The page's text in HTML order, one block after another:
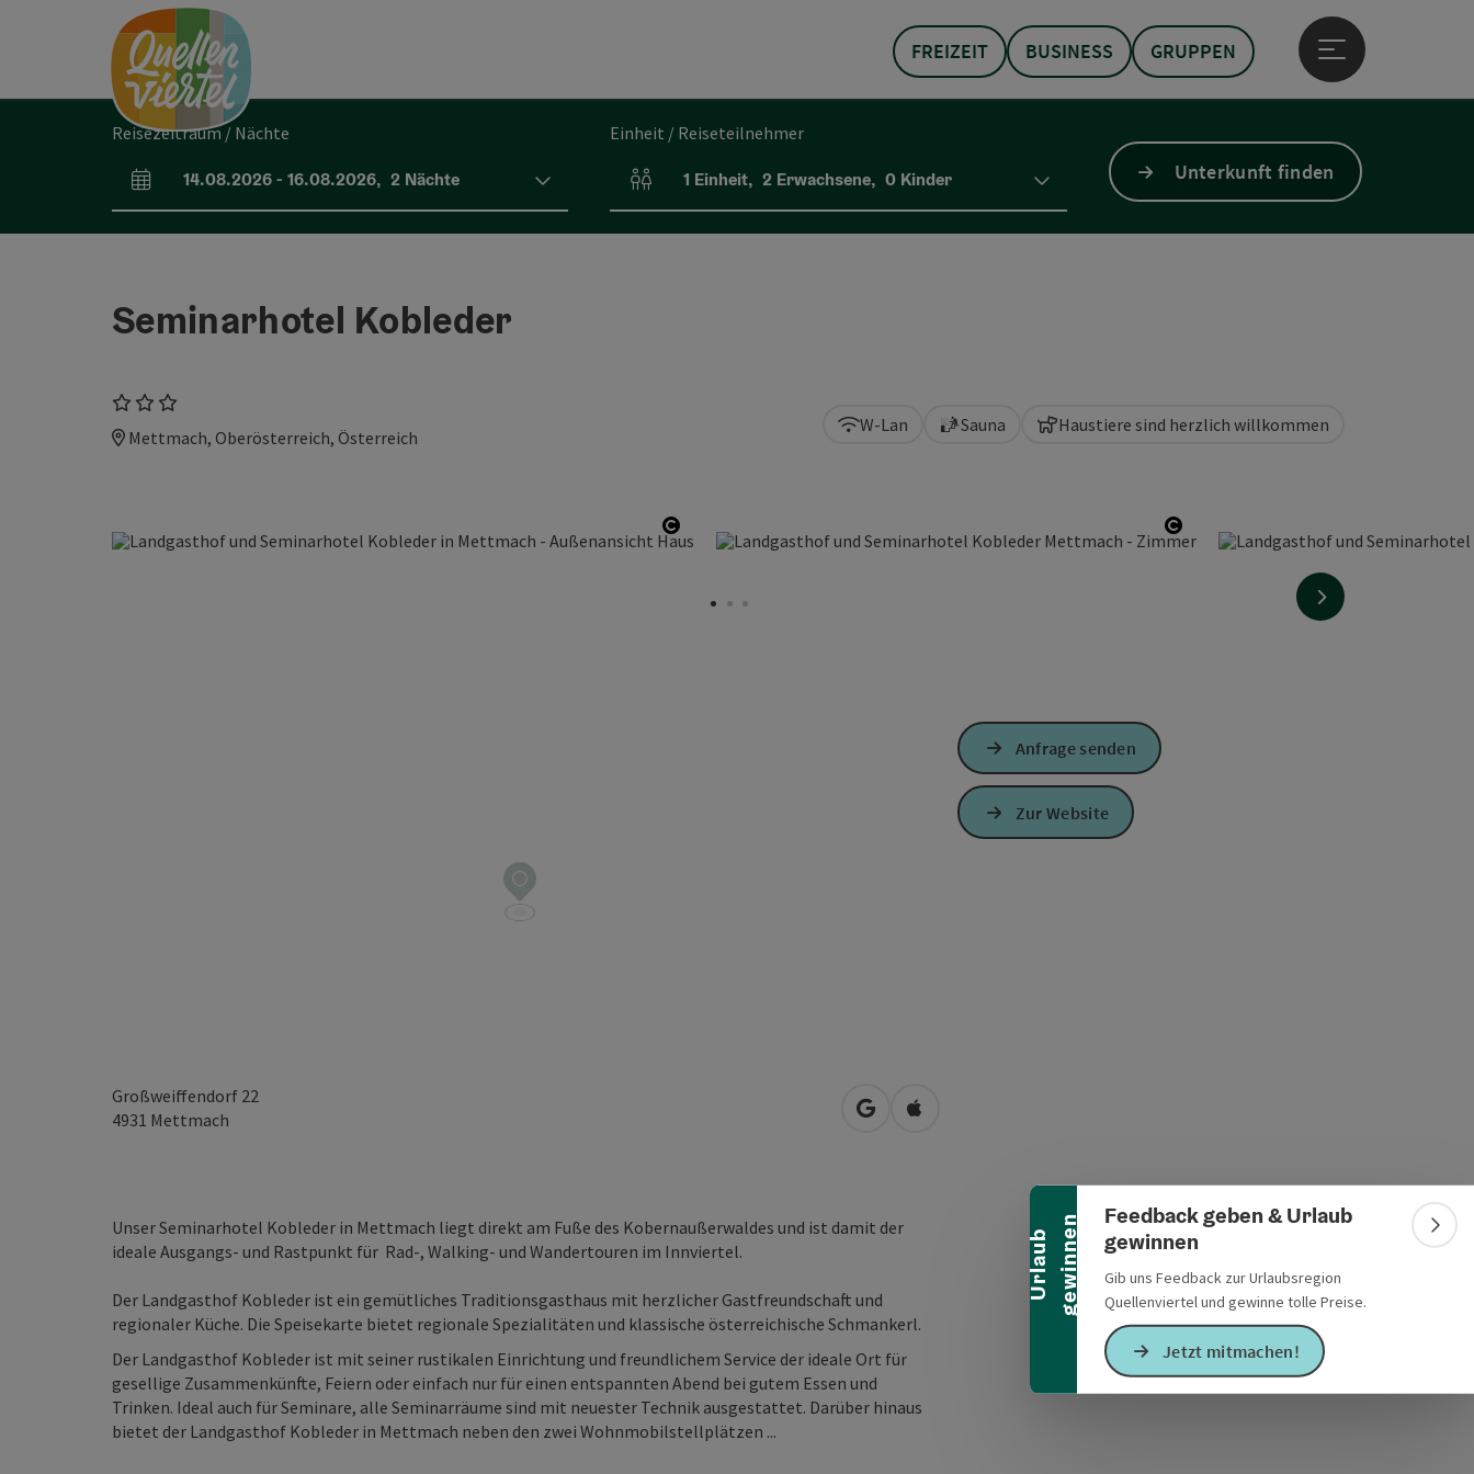
Zum InhaltAccesskey
[0]
Zur NavigationAccesskey
Zum Seitenanfang Accesskey
U
r
l
a
u
b
g
e
w
i
n
n
e n
Banner einklappen
Feedback geben & Urlaub
gewinnen
Gib uns Feedback zur Urlaubsregion
Quellenviertel und gewinne tolle Preise.
Jetzt mitmachen!
FREIZEIT BUSINESS GRUPPEN
Hauptmenü öffnen
Reisezeitraum / Nächte
An- und Abreisefelder
14.08.2026- 16.08.2026, 2 Nächte
Einheit / Reiseteilnehmer
Einheitenanzahl und Personenfelder
1 Einheit, 2 Erwachsene, 0 Kinder Unterkunft finden
Seminarhotel Kobleder
Mettmach, Oberösterreich, Österreich
Copyright öffnen Copyright öffnen
nächstes Element
W-Lan Sauna Haustiere sind herzlich willkommen
Großweiffendorf 22
4931 Mettmach in Google Maps öffnen
in Apple Maps öffnen
Unser Seminarhotel Kobleder in Mettmach liegt direkt am Fuße des Kobernaußerwaldes und ist damit der
ideale Ausgangs- und Rastpunkt für Rad-, Walking- und Wandertouren im Innviertel.
Der Landgasthof Kobleder ist ein gemütliches Traditionsgasthaus mit herzlicher Gastfreundschaft und
regionaler Küche. Die Speisekarte bietet regionale Spezialitäten und klassische österreichische Schmankerl.
Der Landgasthof Kobleder ist mit seiner rustikalen Einrichtung und freundlichem Service der ideale Ort für
gesellige Zusammenkünfte, Feiern oder einfach nur für einen entspannten Abend bei gutem Essen und
Trinken. Ideal auch für Seminare, alle Seminarräume sind mit neuester Technik ausgestattet. Darüber hinaus
bietet der Landgasthof Kobleder in Mettmach neben den zwei Wohnmobilstellplätzen ...
Anfrage senden
Zur Website